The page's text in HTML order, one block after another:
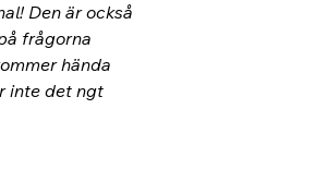
Den är också
frågorna
hända
inte det ngt